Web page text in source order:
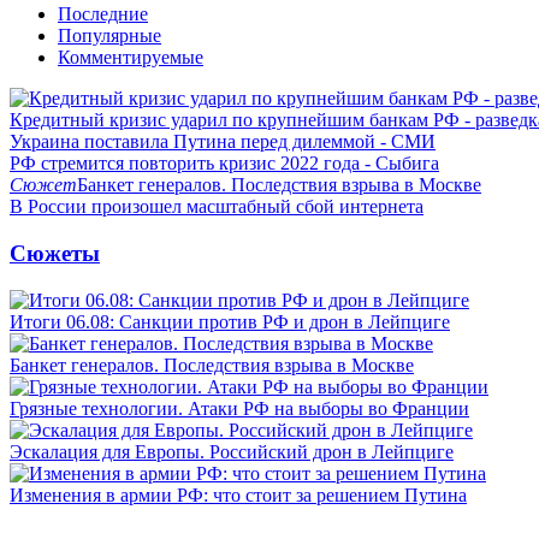
Последние
Популярные
Комментируемые
Кредитный кризис ударил по крупнейшим банкам РФ -
Украина поставила Путина перед дилеммой - СМИ
РФ стремится повторить кризис 2022 года - Сыбига
СюжетБанкет генералов. Последствия взрыва в Москве
В России произошел масштабный сбой интернета
Сюжеты
Итоги 06.08: Санкции против РФ и дрон в Лейпциге
Банкет генералов. Последствия взрыва в Москве
Грязные технологии. Атаки РФ на выборы во Франции
Эскалация для Европы. Российский дрон в Лейпциге
Изменения в армии РФ: что стоит за решением Путина